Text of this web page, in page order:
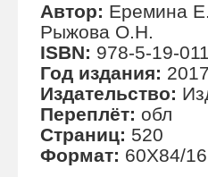
Автор: Еремина
Рыжова О.Н.
ISBN: 978-5-19-
Год издания:
Издательство:
Переплёт: обл
Страниц: 520
Формат: 60Х84/16